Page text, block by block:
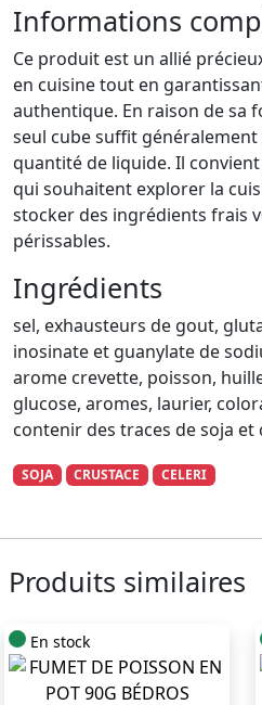
Informations
Ce produit est un allié
en cuisine tout en
authentique. En raison de sa
seul cube suffit
quantité de liquide. Il
qui souhaitent explorer la
stocker des ingrédients frais
périssables.
Ingrédients
sel, exhausteurs de gout,
inosinate et guanylate de
arome crevette, poisson,
glucose, aromes, laurier,
contenir des traces de soja et
SOJA CRUSTACE CELERI
Produits similaires
En stock